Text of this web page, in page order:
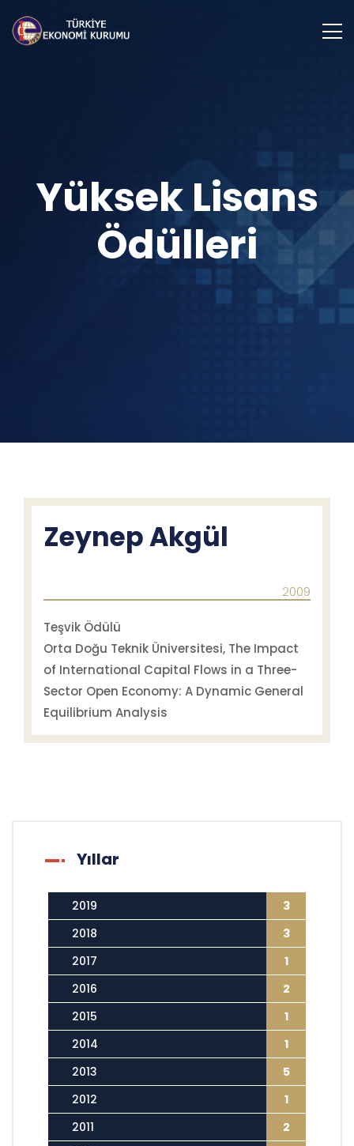
Yüksek Lisans
Ödülleri
Zeynep Akgül
2009
Teşvik Ödülü
Orta Doğu Teknik Üniversitesi, The Impact
of International Capital Flows in a Three-
Sector Open Economy: A Dynamic General
Equilibrium Analysis
Yıllar
2019
3
2018
3
2017
1
2016
2
2015
1
2014
1
2013
5
2012
1
2011
2